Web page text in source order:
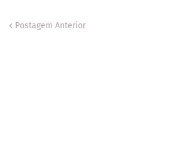
Postagem Anterior